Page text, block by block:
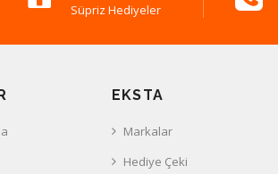
Süpriz Hediyeler
EKSTA
Markalar
Hediye Çeki